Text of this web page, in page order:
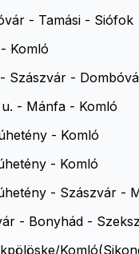
- Tamási - Siófok
Komló
Szászvár -
- Mánfa - Komló
- Komló
- Komló
- Szászvár -
- Bonyhád -